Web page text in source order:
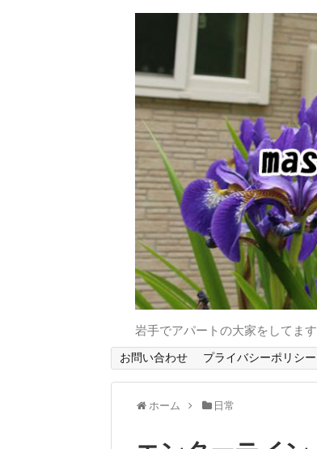
岩手でアパートの大家をしてます
お問い合わせ プライバシーポリシー
ホーム 日常